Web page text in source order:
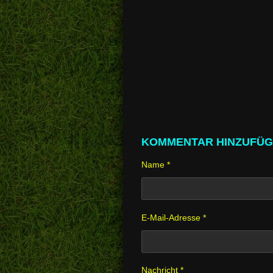
KOMMENTAR
Name *
E-Mail-Adresse *
Nachricht *